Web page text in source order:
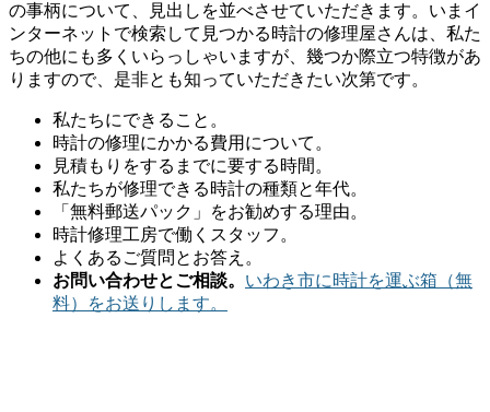
の事柄について、見出しを並べさせていただきます。いまイ
ンターネットで検索して見つかる時計の修理屋さんは、私た
ちの他にも多くいらっしゃいますが、幾つか際立つ特徴があ
りますので、是非とも知っていただきたい次第です。
私たちにできること。
時計の修理にかかる費用について。
見積もりをするまでに要する時間。
私たちが修理できる時計の種類と年代。
「無料郵送パック」をお勧めする理由。
時計修理工房で働くスタッフ。
よくあるご質問とお答え。
お問い合わせとご相談。 いわき市に時計を運ぶ箱（無
料）をお送りします。